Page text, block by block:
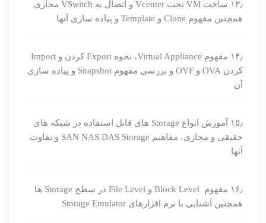
۱۳٫ ساخت VM تحت Vcenter و اتصال به VSwitch مجازی
همچنین مفهوم Clone و Template و پیاده سازی آنها
۱۴٫ مفهوم Virtual Appliance، نحوه Export کردن و Import
کردن OVA و OVF و بررسی مفهوم Snapshot و پیاده سازی
آن
۱۵٫ آموزش انواع Storage های قابل استفاده در شبکه های
حقیقی و مجازی، مفاهیم SAN NAS DAS Storage و تفاوت
آنها
۱۶٫ مفهوم Block Level و File Level در سطح Storage ها
همچنین آشنایی با نرم افزارهای Storage Emulator